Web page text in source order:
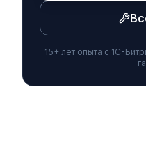
15+ лет опыта с 1С-